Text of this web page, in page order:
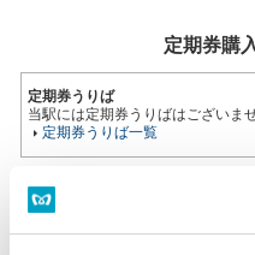
定期券購
定期券うりば
当駅には定期券うりばはございませ
定期券うりば一覧
多機能券売機
すべてのきっぷうりばに設置され
営業時間 始発～終電（一部のサ